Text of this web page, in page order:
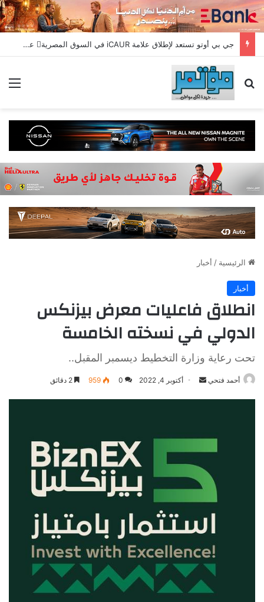
جي بي أوتو تستعد لإطلاق علامة iCAUR في السوق المصرية علامة عالمية جديدة لسيارات الطاقة الجديدة تجمع بين التكنولوجيا الذكية والتصميم الجريء وروح المغامر
بحث عن
الرئيسية / أخبار
أخبار
انطلاق فاعليات معرض بيزنكس
الدولي في نسخته الخامسة
تحت رعاية وزارة التخطيط ديسمبر المقبل..
أحمد فتحي
أرسل أكتوبر 4, 2022 0
959